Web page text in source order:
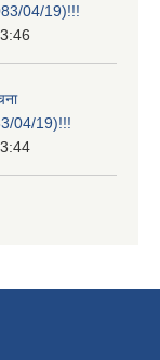
04/19)!!!
04/19)!!!